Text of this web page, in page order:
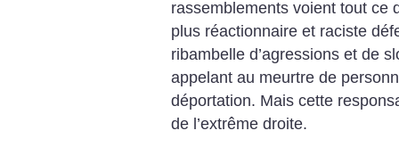
rassemblements voient tout ce
plus réactionnaire et raciste
ribambelle d’agressions et de
appelant au meurtre de
déportation. Mais cette
de l’extrême droite.